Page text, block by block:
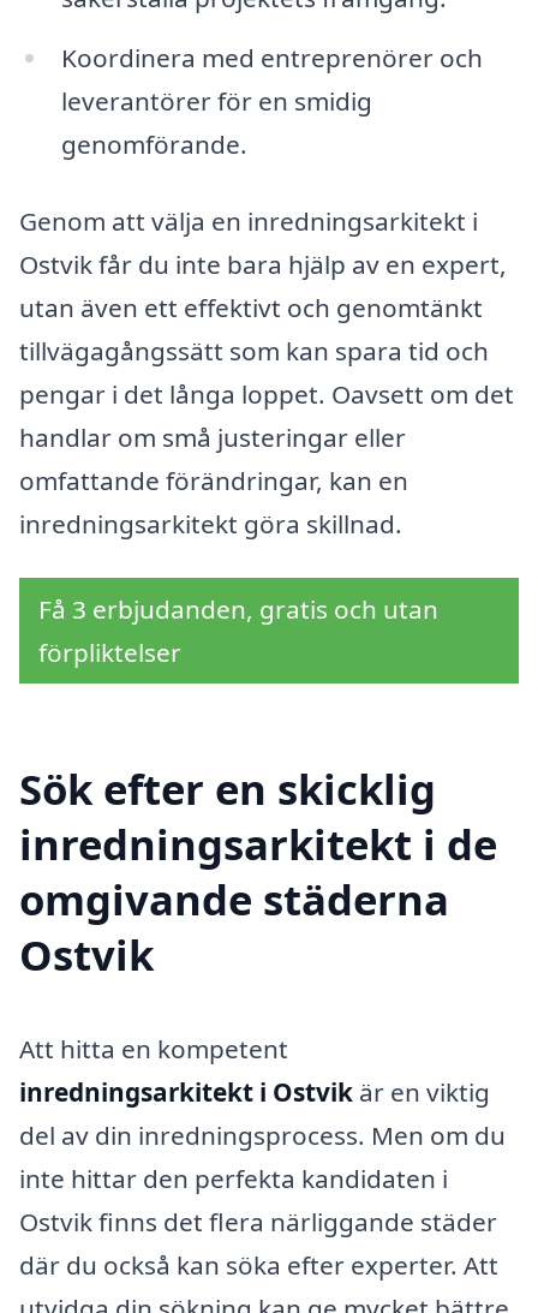
Koordinera med entreprenörer och
leverantörer för en smidig
genomförande.
Genom att välja en inredningsarkitekt i
Ostvik får du inte bara hjälp av en expert,
utan även ett effektivt och genomtänkt
tillvägagångssätt som kan spara tid och
pengar i det långa loppet. Oavsett om det
handlar om små justeringar eller
omfattande förändringar, kan en
inredningsarkitekt göra skillnad.
Få 3 erbjudanden, gratis och utan
förpliktelser
Sök efter en skicklig
inredningsarkitekt i de
omgivande städerna
Ostvik
Att hitta en kompetent
inredningsarkitekt i Ostvik är en viktig
del av din inredningsprocess. Men om du
inte hittar den perfekta kandidaten i
Ostvik finns det flera närliggande städer
där du också kan söka efter experter. Att